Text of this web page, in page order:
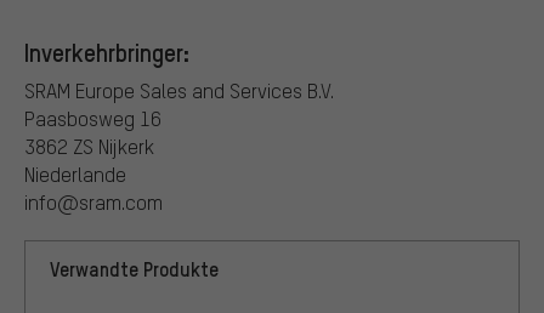
Inverkehrbringer:
SRAM Europe Sales and Services B.V.
Paasbosweg 16
3862 ZS Nijkerk
Niederlande
info@sram.com
Verwandte Produkte